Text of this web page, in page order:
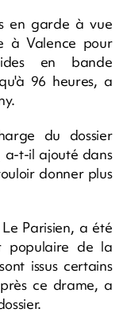
en garde à vue
à Valence pour
en bande
96 heures, a
du dossier
a-t-il ajouté dans
donner plus
Parisien, a été
populaire de la
issus certains
ce drame, a